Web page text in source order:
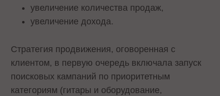
увеличение количества продаж,
увеличение дохода.
Стратегия продвижения, оговоренная с
клиентом, в первую очередь включала запуск
поисковых кампаний по приоритетным
категориям (гитары и оборудование,